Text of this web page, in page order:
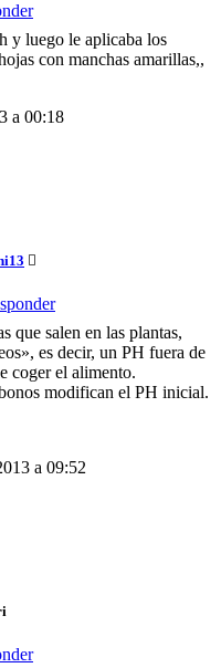
y luego le aplicaba los
con manchas amarillas,,
a 00:18
que salen en las plantas,
es decir, un PH fuera de
coger el alimento.
modifican el PH inicial.
a 09:52